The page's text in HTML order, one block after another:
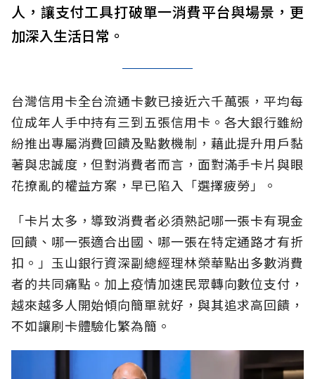
人，讓支付工具打破單一消費平台與場景，更
加深入生活日常。
台灣信用卡全台流通卡數已接近六千萬張，平均每
位成年人手中持有三到五張信用卡。各大銀行雖紛
紛推出專屬消費回饋及點數機制，藉此提升用戶黏
著與忠誠度，但對消費者而言，面對滿手卡片與眼
花撩亂的權益方案，早已陷入「選擇疲勞」。
「卡片太多，導致消費者必須熟記哪一張卡有現金
回饋、哪一張適合出國、哪一張在特定通路才有折
扣。」玉山銀行資深副總經理林榮華點出多數消費
者的共同痛點。加上疫情加速民眾轉向數位支付，
越來越多人開始傾向簡單就好，與其追求高回饋，
不如讓刷卡體驗化繁為簡。